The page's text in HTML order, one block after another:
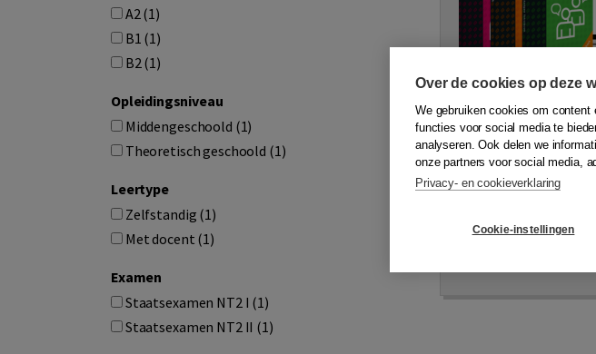
A2 (1)
B1 (1)
B2 (1)
Opleidingsniveau
Middengeschoold (1)
Theoretisch geschoold (1)
Leertype
Zelfstandig (1)
Met docent (1)
Examen
Staatsexamen NT2 I (1)
Staatsexamen NT2 II (1)
Over de cookies op deze
We gebruiken cookies om content
functies voor social media te
analyseren. Ook delen we
onze partners voor social media,
Privacy- en cookieverklaring
Cookie-instellingen